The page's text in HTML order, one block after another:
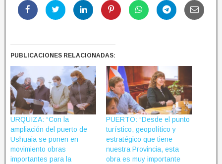
PUBLICACIONES RELACIONADAS:
URQUIZA: “Con la
ampliación del puerto de
Ushuaia se ponen en
movimiento obras
importantes para la
PUERTO: “Desde el punto
turístico, geopolítico y
estratégico que tiene
nuestra Provincia, esta
obra es muy importante